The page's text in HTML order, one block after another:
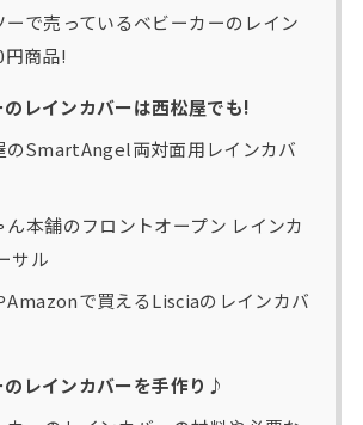
ーで売っているベビーカーのレイン
円商品!
レインカバーは西松屋でも!
のSmartAngel両対面用レインカバ
ん本舗のフロントオープン レインカ
サル
Amazonで買えるLisciaのレインカバ
レインカバーを手作り♪